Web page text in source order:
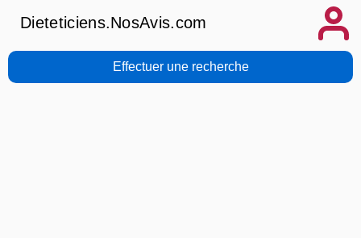
Dieteticiens.NosAvis.com
Effectuer une recherche